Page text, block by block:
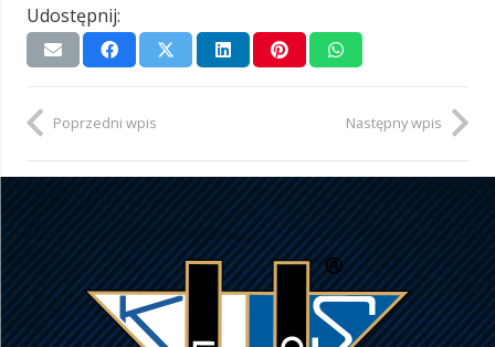
Udostępnij:
Poprzedni wpis Następny wpis